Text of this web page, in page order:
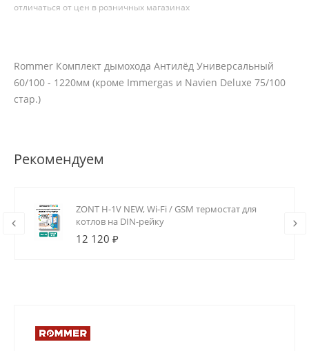
отличаться от цен в розничных магазинах
Rommer Комплект дымохода Антилёд Универсальный
60/100 - 1220мм (кроме Immergas и Navien Deluxe 75/100
стар.)
Рекомендуем
ZONT H-1V NEW, Wi-Fi / GSM термостат для
котлов на DIN-рейку
12 120 ₽